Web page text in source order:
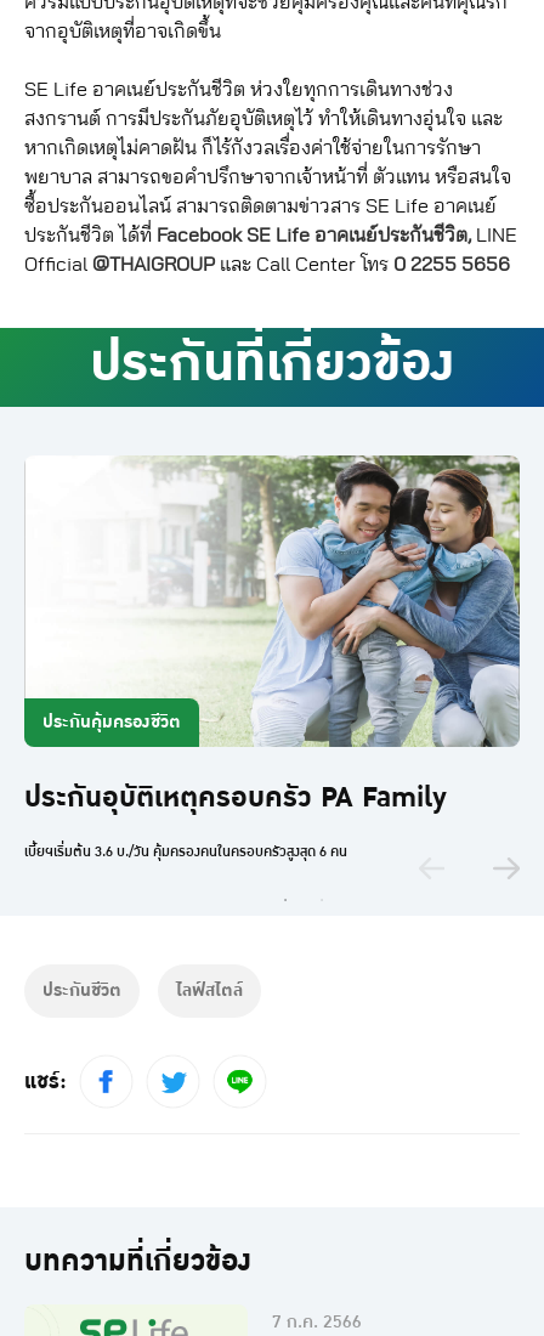
จากอุบัติเหตุที่อาจเกิดขึ้น
SE Life อาคเนย์ประกันชีวิต ห่วงใยทุกการเดินทางช่วง
สงกรานต์ การมีประกันภัยอุบัติเหตุไว้ ทำให้เดินทางอุ่นใจ และ
หากเกิดเหตุไม่คาดฝัน ก็ไร้กังวลเรื่องค่าใช้จ่ายในการรักษา
พยาบาล สามารถขอคำปรึกษาจากเจ้าหน้าที่ ตัวแทน หรือสนใจ
ซื้อประกันออนไลน์ สามารถติดตามข่าวสาร SE Life อาคเนย์
ประกันชีวิต ได้ที่ Facebook SE Life อาคเนย์ประกันชีวิต,LINE
Official @THAIGROUPและ Call Center โทร 0 2255 5656
ประกันที่เกี่ยวข้อง
ประกันคุ้มครองชีวิต
ประกันอุบัติเหตุครอบครัว PA Family
เบี้ยฯเริ่มต้น 3.6 บ./วัน คุ้มครองคนในครอบครัวสูงสุด 6 คน
ประกันชีวิต ไลฟ์สไตล์
แชร์:
บทความที่เกี่ยวข้อง
7 ก.ค. 2566